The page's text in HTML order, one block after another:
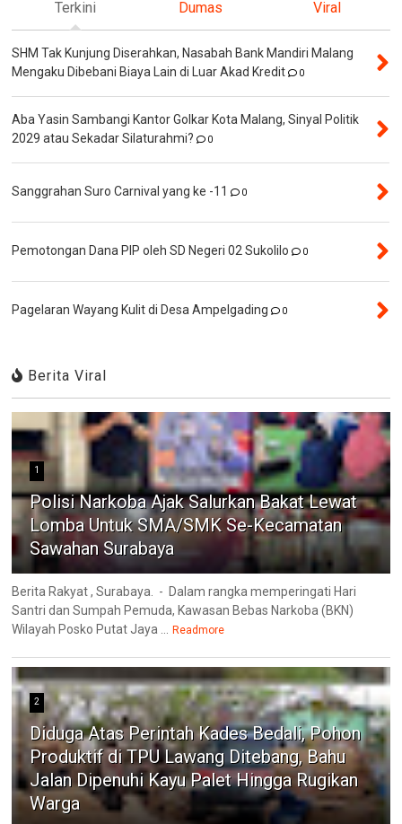
Terkini Dumas Viral
SHM Tak Kunjung Diserahkan, Nasabah Bank Mandiri Malang
Mengaku Dibebani Biaya Lain di Luar Akad Kredit
0
Aba Yasin Sambangi Kantor Golkar Kota Malang, Sinyal Politik
2029 atau Sekadar Silaturahmi?
0
Sanggrahan Suro Carnival yang ke -11 0
Pemotongan Dana PIP oleh SD Negeri 02 Sukolilo 0
Pagelaran Wayang Kulit di Desa Ampelgading 0
Berita Viral
1
Polisi Narkoba Ajak Salurkan Bakat Lewat
Lomba Untuk SMA/SMK Se-Kecamatan
Sawahan Surabaya
Berita Rakyat , Surabaya. - Dalam rangka memperingati Hari
Santri dan Sumpah Pemuda, Kawasan Bebas Narkoba (BKN)
Wilayah Posko Putat Jaya ...
Readmore
2
Diduga Atas Perintah Kades Bedali, Pohon
Produktif di TPU Lawang Ditebang, Bahu
Jalan Dipenuhi Kayu Palet Hingga Rugikan
Warga